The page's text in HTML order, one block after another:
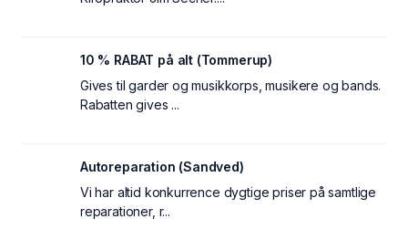
10 % RABAT på alt (Tommerup)
Gives til garder og musikkorps, musikere og bands.
Rabatten gives ...
Autoreparation (Sandved)
Vi har altid konkurrence dygtige priser på samtlige
reparationer, r...